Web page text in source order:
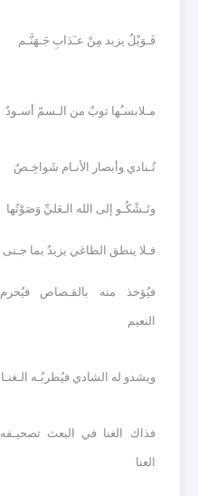
فَـوَيْلُ يزيد مِنْ عـَذابِ جَـهَنَّـم
مـلابسـُها ثوبٌ من الـسمّ أسـودٌ
تُـنادي وأبصار الأنـام شَواخِـصٌ
وتَـشْكُـو إلى الله الـعَليِّ وَصَوْتُها
فـلا ينطق الطاغي يزيدُ بما جـنى
فيُؤخذ منه بالقـصاص فيُحرم
النعيم
ويشدو له الشادي فيُطربُـه الـغنـا
فذاك الغنا في البعث تصحيـفه
العنا